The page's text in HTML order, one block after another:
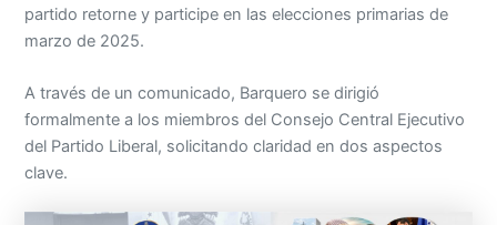
partido retorne y participe en las elecciones primarias de
marzo de 2025.
A través de un comunicado, Barquero se dirigió
formalmente a los miembros del Consejo Central Ejecutivo
del Partido Liberal, solicitando claridad en dos aspectos
clave.